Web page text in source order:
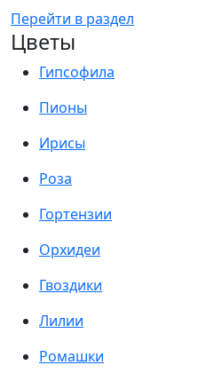
Перейти в раздел
Цветы
Гипсофила
Пионы
Ирисы
Роза
Гортензии
Орхидеи
Гвоздики
Лилии
Ромашки